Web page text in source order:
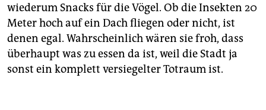
wiederum Snacks für die Vögel. Ob die Insekten 20
Meter hoch auf ein Dach fliegen oder nicht, ist
denen egal. Wahrscheinlich wären sie froh, dass
überhaupt was zu essen da ist, weil die Stadt ja
sonst ein komplett versiegelter Totraum ist.